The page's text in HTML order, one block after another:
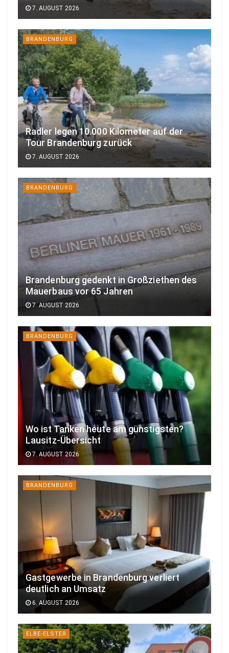
7. AUGUST 2026
BRANDENBURG
Radler legen 10.000 Kilometer auf der
Tour Brandenburg zurück
7. AUGUST 2026
BRANDENBURG
Brandenburg gedenkt in Großziethen des
Mauerbaus vor 65 Jahren
7. AUGUST 2026
BRANDENBURG
Wo ist Tanken heute am günstigsten?
Lausitz-Übersicht
7. AUGUST 2026
BRANDENBURG
Gastgewerbe in Brandenburg verliert
deutlich an Umsatz
6. AUGUST 2026
ELBE-ELSTER